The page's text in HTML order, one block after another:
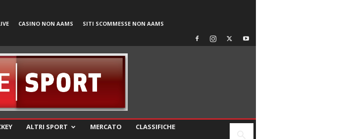
CASINO NON AAMS SITI SCOMMESSE NON AAMS
ALTRI SPORT MERCATO
CLASSIFICHE